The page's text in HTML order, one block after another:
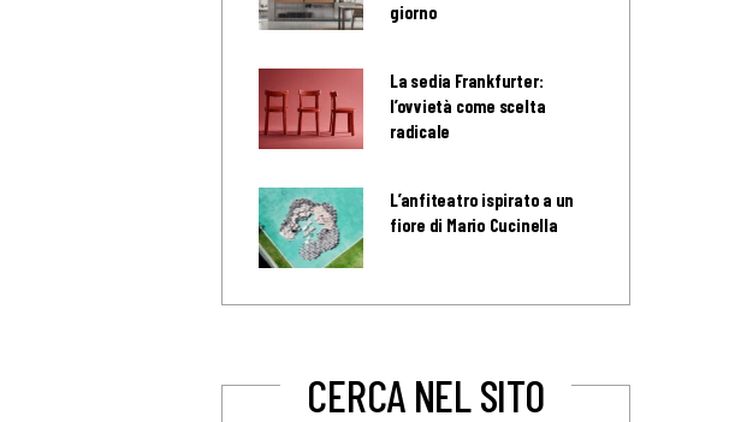
giorno
La sedia Frankfurter:
l’ovvietà come scelta
radicale
L’anfiteatro ispirato a un
fiore di Mario Cucinella
CERCA NEL SITO